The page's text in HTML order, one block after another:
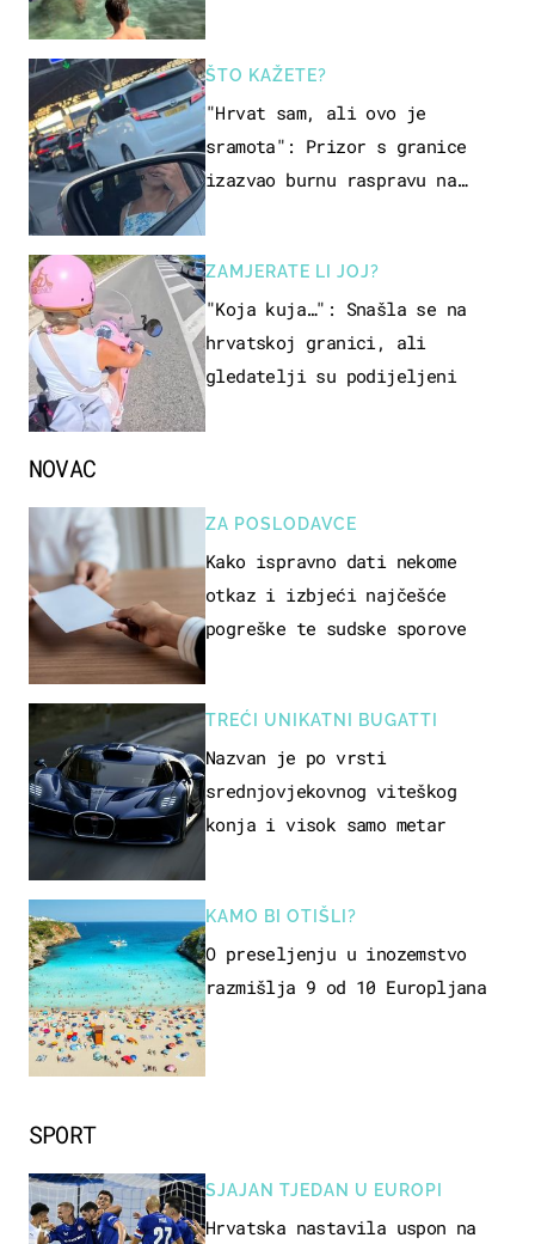
ŠTO KAŽETE?
"Hrvat sam, ali ovo je
sramota": Prizor s granice
izazvao burnu raspravu na
ZAMJERATE LI JOJ?
"Koja kuja…": Snašla se na
hrvatskoj granici, ali
gledatelji su podijeljeni
SPORT
SJAJAN TJEDAN U EUROPI
Hrvatska nastavila uspon na
NOVAC
ZA POSLODAVCE
Kako ispravno dati nekome
otkaz i izbjeći najčešće
pogreške te sudske sporove
TREĆI UNIKATNI BUGATTI
Nazvan je po vrsti
srednjovjekovnog viteškog
konja i visok samo metar
KAMO BI OTIŠLI?
O preseljenju u inozemstvo
razmišlja 9 od 10 Europljana